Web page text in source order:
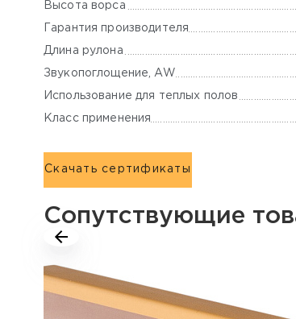
Высота ворса
Гарантия производителя
Длина рулона
Звукопоглощение, AW
Использование для теплых полов
Класс применения
Скачать сертификаты
Сопутствующие